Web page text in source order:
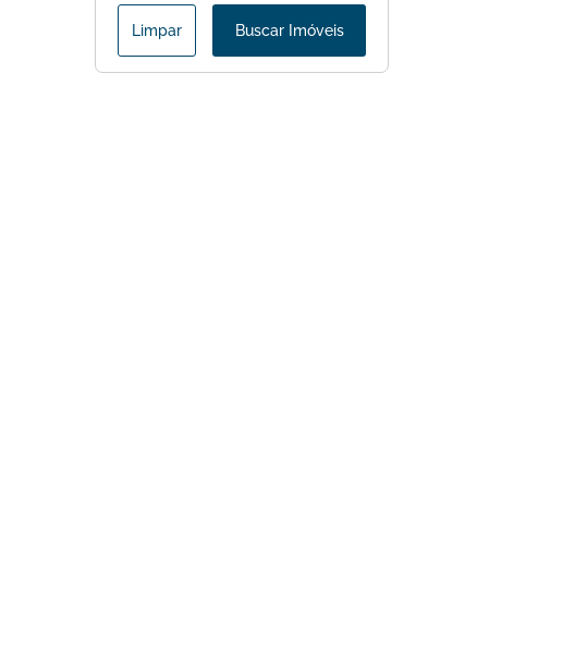
Limpar Buscar Imóveis